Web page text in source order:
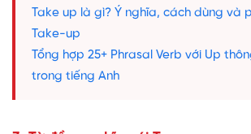
Take up là gì? Ý nghĩa, cách dùng và
Take-up
Tổng hợp 25+ Phrasal Verb với Up
trong tiếng Anh